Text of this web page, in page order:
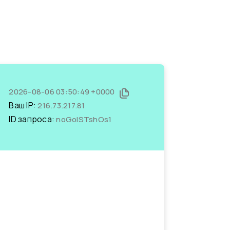
2026-08-06 03:50:49 +0000
Ваш IP:216.73.217.81
ID запроса:noGolSTshOs1